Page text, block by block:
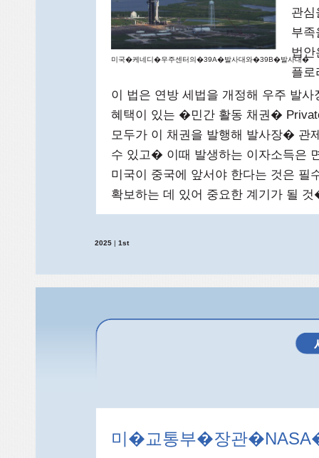
관
부
법
플
이 법은 연방 세법을 개정해 우주 발
혜택이 있는 �민간 활동 채권�
모두가 이 채권을 발행해 발사장� 관
수 있고� 이때 발생하는 이자소득은
미국이 중국에 앞서야 한다는 것은
확보하는 데 있어 중요한 계기가 될
2025 | 1st
미국�케네디�우주센터의�39A�발사대와�39B�발사대�
미�교통부�장관